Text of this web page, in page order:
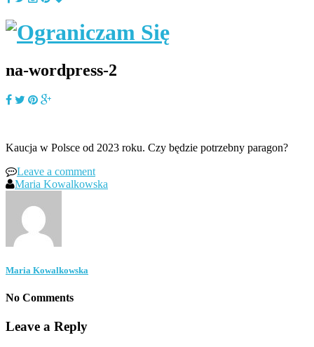
na-wordpress-2
Kaucja w Polsce od 2023 roku. Czy będzie potrzebny paragon?
Leave a comment
Maria Kowalkowska
Maria Kowalkowska
No Comments
Leave a Reply